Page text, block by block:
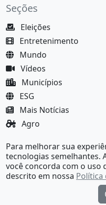
Seções
Eleições
Entretenimento
Mundo
Vídeos
Municípios
ESG
Mais Notícias
Agro
MundoBA Black
Para melhorar sua
tecnologias semelhantes.
você concorda com o uso
descrito em nossa Política